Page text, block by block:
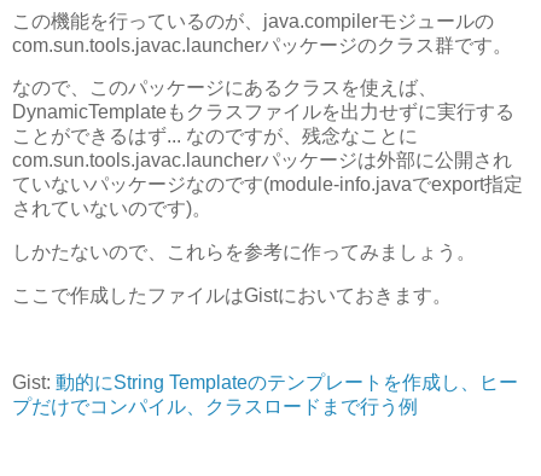
この機能を行っているのが、java.compilerモジュールの
com.sun.tools.javac.launcherパッケージのクラス群です。
なので、このパッケージにあるクラスを使えば、
DynamicTemplateもクラスファイルを出力せずに実行する
ことができるはず... なのですが、残念なことに
com.sun.tools.javac.launcherパッケージは外部に公開され
ていないパッケージなのです(module-info.javaでexport指定
されていないのです)。
しかたないので、これらを参考に作ってみましょう。
ここで作成したファイルはGistにおいておきます。
Gist: 動的にString Templateのテンプレートを作成し、ヒー
プだけでコンパイル、クラスロードまで行う例